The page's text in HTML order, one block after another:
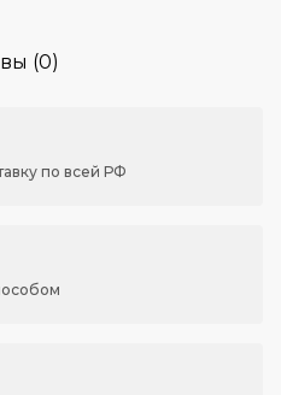
(0)
по всей РФ